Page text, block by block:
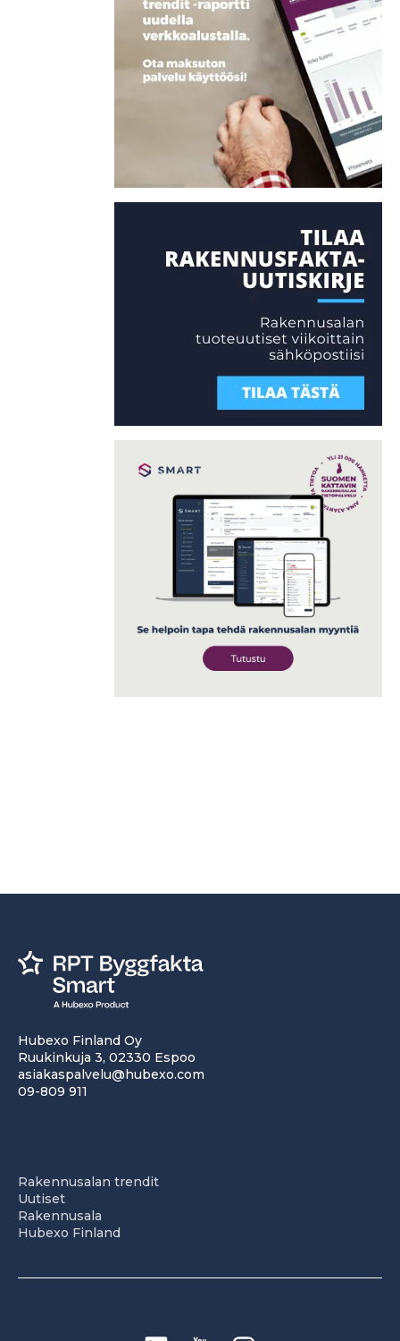
Hubexo Finland Oy
Ruukinkuja 3, 02330 Espoo
asiakaspalvelu@hubexo.com
09-809 911
Rakennusalan trendit
Uutiset
Rakennusala
Hubexo Finland